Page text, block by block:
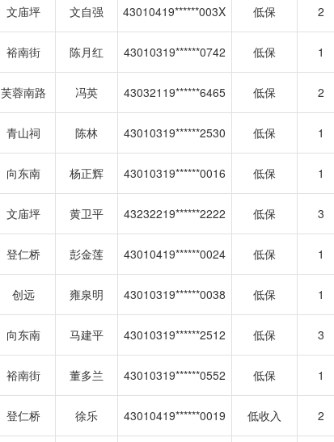
文庙坪 文自强 43010419******003X 低保 2
裕南街 陈月红 43010319******0742 低保 1
芙蓉南路 冯英 43032119******6465 低保 2
青山祠 陈林 43010319******2530 低保 1
向东南 杨正辉 43010319******0016 低保 1
文庙坪 黄卫平 43232219******2222 低保 3
登仁桥 彭金莲 43010419******0024 低保 1
创远 雍泉明 43010319******0038 低保 1
向东南 马建平 43010319******2512 低保 3
裕南街 董多兰 43010319******0552 低保 1
登仁桥 徐乐 43010419******0019 低收入 2